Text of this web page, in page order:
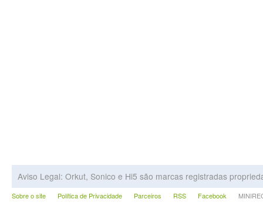
Aviso Legal: Orkut, Sonico e Hi5 são marcas registradas
Sobre o site Política de Privacidade Parceiros RSS Facebook